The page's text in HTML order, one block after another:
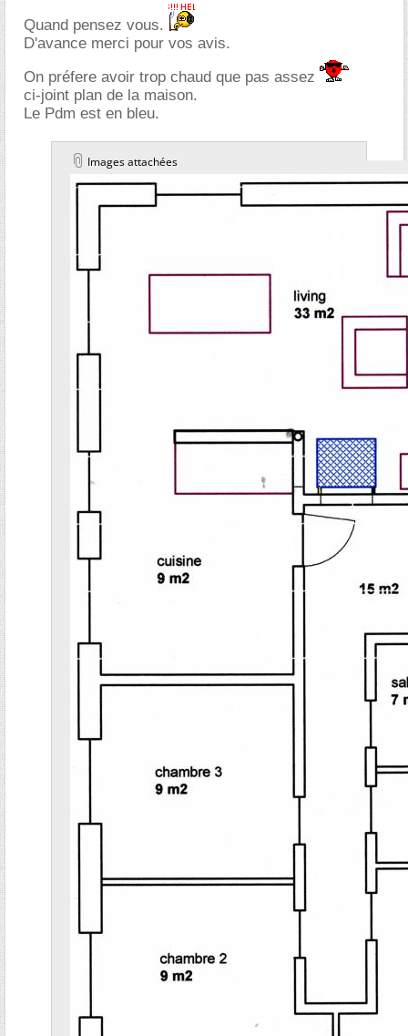
Quand pensez vous.
D'avance merci pour vos avis.
On préfere avoir trop chaud que pas assez
ci-joint plan de la maison.
Le Pdm est en bleu.
Images attachées